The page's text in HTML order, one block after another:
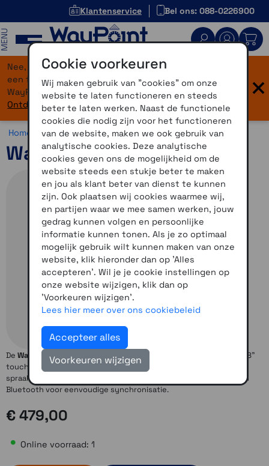
Klantenservice Bel ons: 088-0226900
Nee, je bent niet verdwaald! Onze website heeft
een flinke upgrade gekregen. Dezelfde vertrouwde
WayPoint-service, maar dan in een modern jasje.
Ontdek hier wat er allemaal nieuw is.
×
Home >Fiets >Fietsnavigatie >Wahoo
Wahoo Elemnt ACE
De Wahoo Elemnt ACE
is een geavanceerde fietscomputer met 3,8"
touchscreen, windweerstandsensor, GPS-navigatie,
spraakgestuurde aanwijzingen en tot 30 uur batterijduur. Wi-Fi en
Bluetooth voor eenvoudige synchronisatie.
€ 479,00
Online voorraad: 1
Cookie voorkeuren
Wij maken gebruik van "cookies" om onze
website te laten functioneren en steeds
beter te laten werken. Naast de functionele
cookies die nodig zijn voor het functioneren
van de website, maken we ook gebruik van
analytische cookies. Deze analytische
cookies geven ons de mogelijkheid om de
website steeds een stukje beter te maken
en jou als klant beter van dienst te kunnen
zijn. Ook plaatsen wij cookies waarmee wij,
en partijen waar we mee samen werken, jouw
gedrag kunnen volgen en persoonlijke
informatie kunnen tonen. Als je zo optimaal
mogelijk gebruik wilt kunnen maken van onze
website, klik hieronder dan op 'Alles
accepteren'. Wil je je cookie instellingen op
onze website wijzigen, klik dan op
'Voorkeuren wijzigen'.
Lees hier meer over ons cookiebeleid
Accepteer alles
Voorkeuren wijzigen